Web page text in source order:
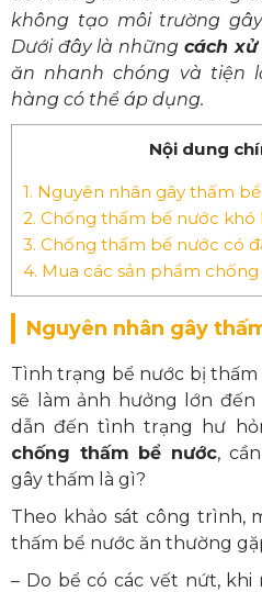
không tạo môi trường
Dưới đây là những cách
ăn nhanh chóng và tiện
hàng có thể áp dụng.
Nội dung
1. Nguyên nhân gây thấm
2. Chống thấm bể nước khó
3. Chống thấm bể nước có
4. Mua các sản phẩm
Nguyên nhân gây
Tình trạng bể nước bị
sẽ làm ảnh hưởng lớn
dẫn đến tình trạng hư
chống thấm bể nước,
gây thấm là gì?
Theo khảo sát công trình,
thấm bể nước ăn thường
– Do bể có các vết nứt, khi